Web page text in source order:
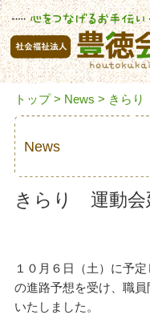
トップ> News > きらり
News
きらり 運動会
１０月６日（土）に予
の進路予想を受け、職
いたしました。